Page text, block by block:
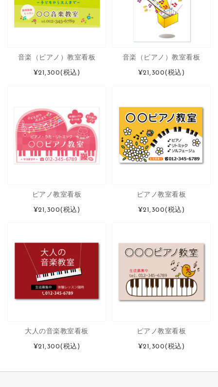
音楽（ピアノ）教室看板
¥21,300(税込)
音楽（ピアノ）教室看板
¥21,300(税込)
ピアノ教室看板
¥21,300(税込)
ピアノ教室看板
¥21,300(税込)
大人の音楽教室看板
¥21,300(税込)
ピアノ教室看板
¥21,300(税込)